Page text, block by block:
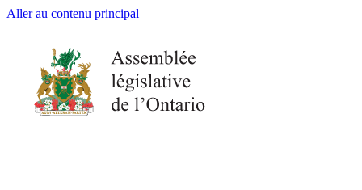
Aller au contenu principal